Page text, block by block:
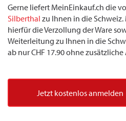
Gerne liefert MeinEinkauf.ch die
Silberthal zu Ihnen in die
hierfür die Verzollung der Ware
Weiterleitung zu Ihnen in die
ab nur CHF 17.90 ohne
Jetzt kostenlos anmelden